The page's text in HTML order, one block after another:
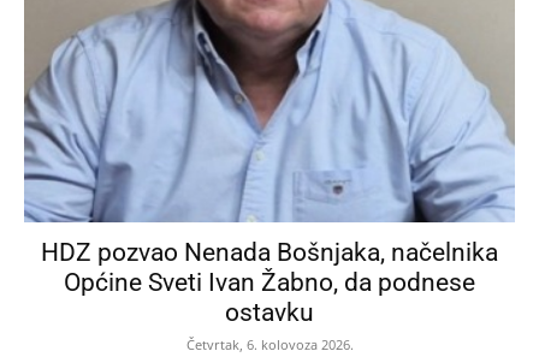
HDZ pozvao Nenada Bošnjaka, načelnika
Općine Sveti Ivan Žabno, da podnese
ostavku
Četvrtak, 6. kolovoza 2026.